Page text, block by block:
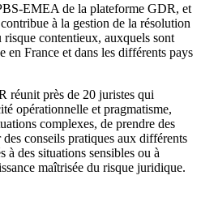
EMEA de la plateforme GDR, et
à la gestion de la résolution
contentieux, auxquels sont
en France et dans les différents pays
près de 20 juristes qui
opérationnelle et pragmatisme,
complexes, de prendre des
conseils pratiques aux différents
à des situations sensibles ou à
maîtrisée du risque juridique.